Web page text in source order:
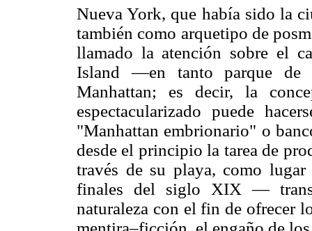
Nueva York, que había sido la
también como arquetipo de
llamado la atención sobre el
Island —en tanto parque de
Manhattan; es decir, la
espectacularizado puede
"Manhattan embrionario" o
desde el principio la tarea de
través de su playa, como
finales del siglo XIX —
naturaleza con el fin de ofrecer